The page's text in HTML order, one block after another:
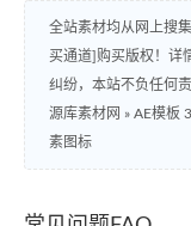
全站素材均从网上搜
买通道]购买版权！详
纠纷，本站不负任何责
源库素材网 » AE模板
素图标